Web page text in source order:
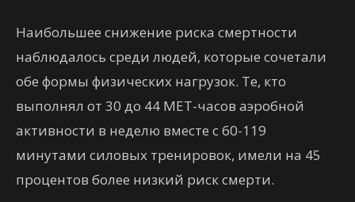
Наибольшее снижение риска смертности
наблюдалось среди людей, которые сочетали
обе формы физических нагрузок. Те, кто
выполнял от 30 до 44 МЕТ-часов аэробной
активности в неделю вместе с 60-119
минутами силовых тренировок, имели на 45
процентов более низкий риск смерти.